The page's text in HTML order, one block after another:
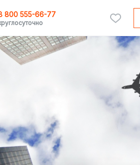
800 555-66-77